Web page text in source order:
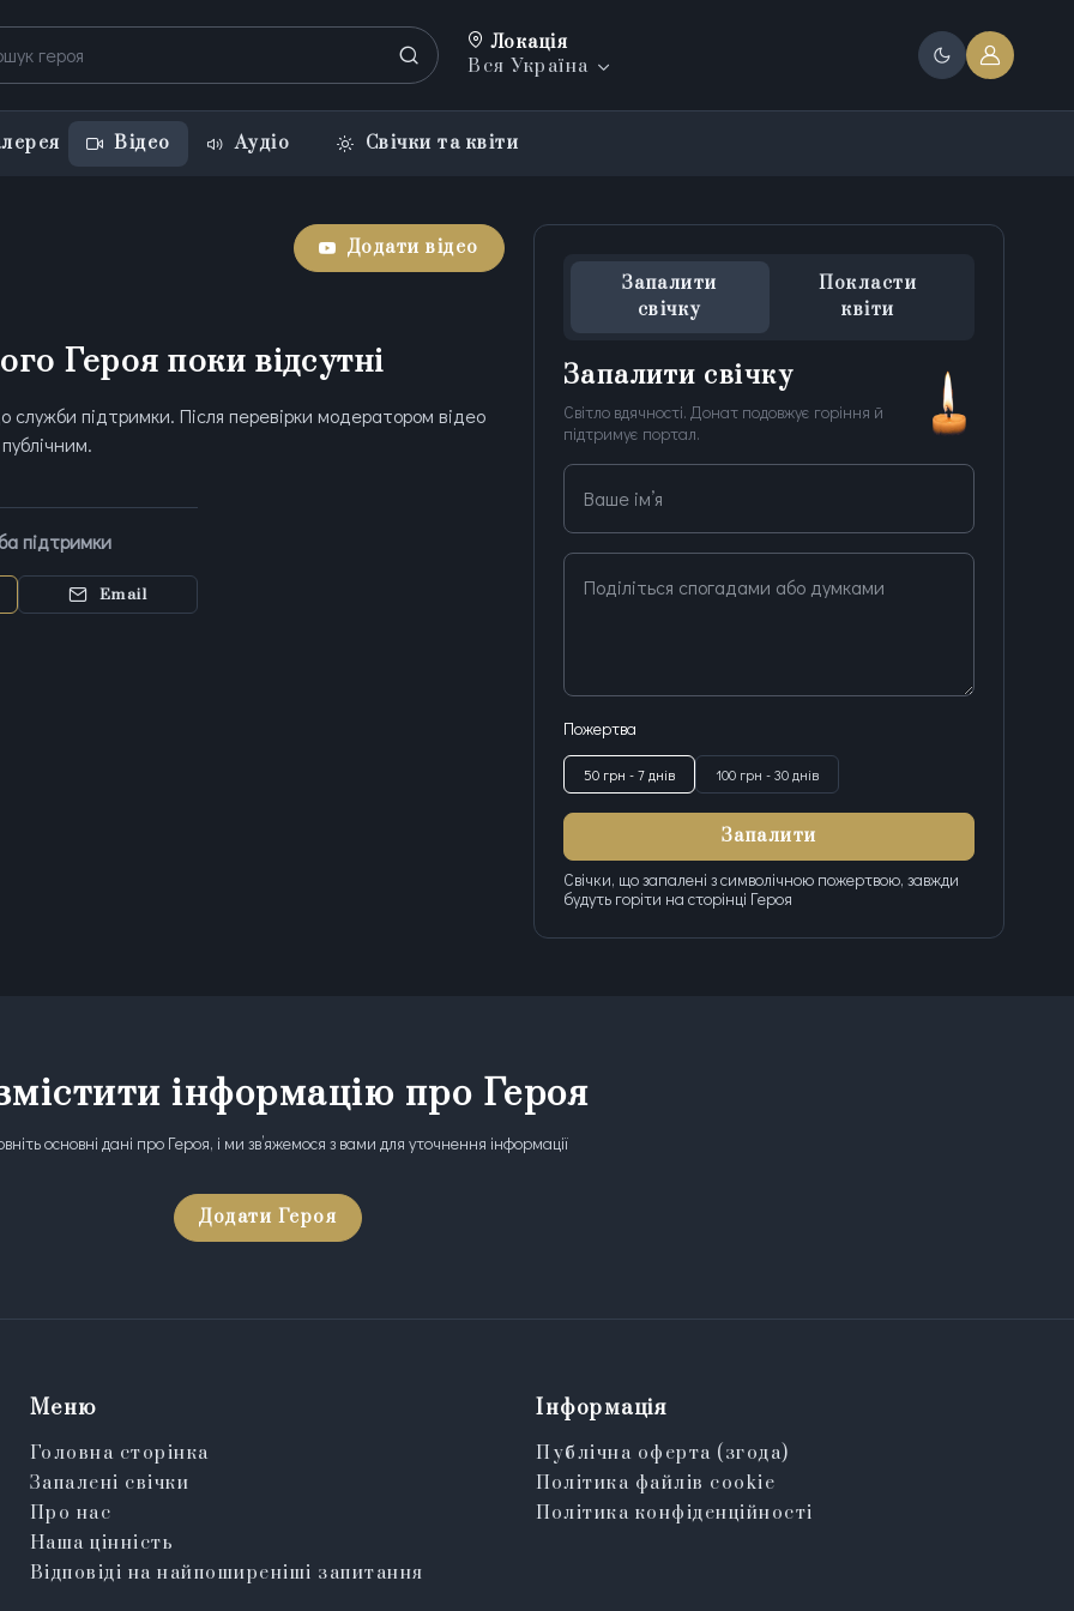
Локація
Вся Україна
Відео Аудіо Свічки та квіти
Додати відео
Героя поки відсутні
підтримки. Після перевірки модератором відео
підтримки
Email
Запалити
свічку
Покласти
квіти
Запалити свічку
Світло вдячності. Донат подовжує горіння й
підтримує портал.
Ваше ім’я
Поділіться спогадами або думками
Пожертва
50 грн - 7 днів 100 грн - 30 днів
Запалити
Свічки, що запалені з символічною пожертвою, завжди
будуть горіти на сторінці Героя
інформацію про Героя
основні дані про Героя, і ми зв’яжемося з вами для уточнення інформації
Додати Героя
Меню
Головна сторінка
Запалені свічки
Про нас
Наша цінність
Відповіді на найпоширеніші запитання
Інформація
Публічна оферта (згода)
Політика файлів cookie
Політика конфіденційності